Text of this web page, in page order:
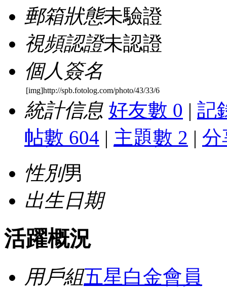
郵箱狀態未驗證
視頻認證未認證
個人簽名
[img]http://spb.fotolog.com/photo/43/33/6
統計信息 好友數 0 | 記
帖數 604 | 主題數 2 | 分
性別男
出生日期
活躍概況
用戶組五星白金會員